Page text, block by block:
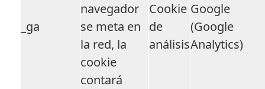
_ga
navegador
se meta en
la red, la
cookie
contará
Cookie
de
análisis
Google
(Google
Analytics)